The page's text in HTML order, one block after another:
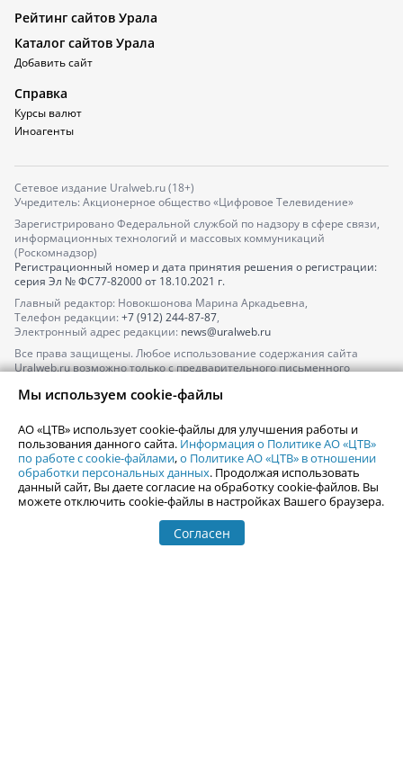
Рейтинг сайтов Урала
Каталог сайтов Урала
Добавить сайт
Справка
Курсы валют
Иноагенты
Сетевое издание Uralweb.ru (18+)
Учредитель: Акционерное общество «Цифровое Телевидение»
Зарегистрировано Федеральной службой по надзору в сфере связи,
информационных технологий и массовых коммуникаций
(Роскомнадзор)
Регистрационный номер и дата принятия решения о регистрации:
серия Эл № ФС77-82000от 18.10.2021 г.
Главный редактор: Новокшонова Марина Аркадьевна,
Телефон редакции: +7 (912) 244-87-87,
Электронный адрес редакции: news@uralweb.ru
Все права защищены. Любое использование содержания сайта
Uralweb.ru возможно только с предварительного письменного
По вопросам размещения рекламы обращайтесь по тел.
По вопросам размещения информации в разделе «Афиша»
afisha@uralweb.ru
Пользовательское соглашение на использование сайта
Политика АО «ЦТВ» в отношении обработки персональных данных
Мы используем cookie-файлы
АО «ЦТВ» использует cookie-файлы для улучшения работы и
пользования данного сайта. Информация о Политике АО «ЦТВ»
по работе с cookie-файлами,о Политике АО «ЦТВ» в отношении
обработки персональных данных. Продолжая использовать
данный сайт, Вы даете согласие на обработку cookie-файлов. Вы
можете отключить cookie-файлы в настройках Вашего браузера.
Согласен